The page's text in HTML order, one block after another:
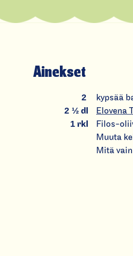
Ainekset
2 kypsää
2 ½ dl Elovena
1 rkl
Filos-
Muuta
Mitä